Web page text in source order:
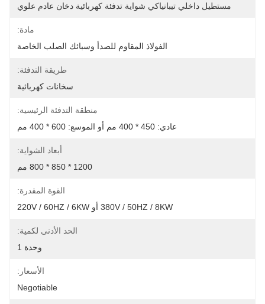
مستطيل داخلي تيبانياكي شواية تدفئة كهربائية دخان عادم علوي
مادة:
الفولاذ المقاوم للصدأ وسبائك الصلب الخاصة
طريقة التدفئة:
سخانات كهربائية
منطقة التدفئة الرئيسية:
عادي: 450 * 400 مم أو الموسع: 600 * 400 مم
أبعاد الشواية:
1200 * 850 * 800 مم
القوة المقدرة:
380V / 50HZ / 8KW أو 220V / 60HZ / 6KW
الحد الأدنى لكمية:
وحدة 1
الأسعار:
Negotiable